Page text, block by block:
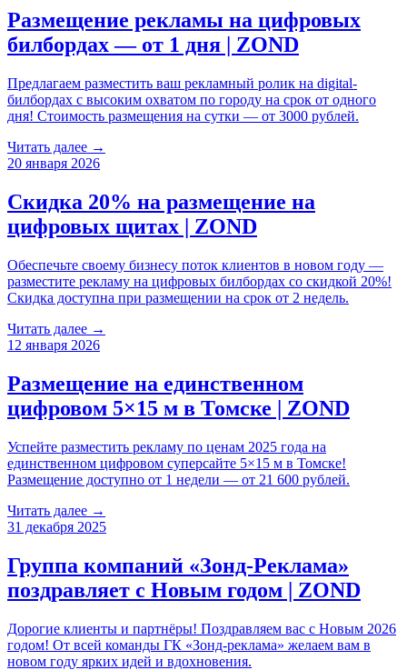
Размещение рекламы на цифровых
билбордах — от 1 дня | ZOND
Предлагаем разместить ваш рекламный ролик на digital-
билбордах с высоким охватом по городу на срок от одного
дня! Стоимость размещения на сутки — от 3000 рублей.
Читать далее →
20 января 2026
Скидка 20% на размещение на
цифровых щитах | ZOND
Обеспечьте своему бизнесу поток клиентов в новом году —
разместите рекламу на цифровых билбордах со скидкой 20%!
Скидка доступна при размещении на срок от 2 недель.
Читать далее →
12 января 2026
Размещение на единственном
цифровом 5×15 м в Томске | ZOND
Успейте разместить рекламу по ценам 2025 года на
единственном цифровом суперсайте 5×15 м в Томске!
Размещение доступно от 1 недели — от 21 600 рублей.
Читать далее →
31 декабря 2025
Группа компаний «Зонд-Реклама»
поздравляет с Новым годом | ZOND
Дорогие клиенты и партнёры! Поздравляем вас с Новым 2026
годом! От всей команды ГК «Зонд-реклама» желаем вам в
новом году ярких идей и вдохновения.